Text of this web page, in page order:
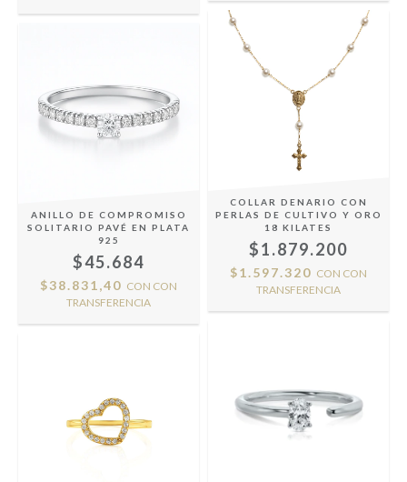
ANILLO DE COMPROMISO
SOLITARIO PAVÉ EN PLATA
925
$45.684
$38.831,40 CON CON
TRANSFERENCIA
COLLAR DENARIO CON
PERLAS DE CULTIVO Y ORO
18 KILATES
$1.879.200
$1.597.320 CON CON
TRANSFERENCIA